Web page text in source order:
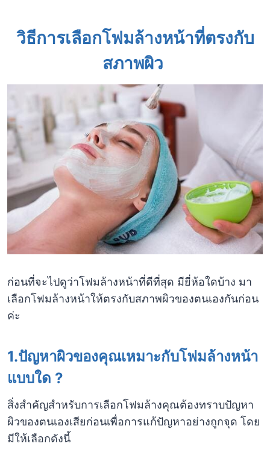
วิธีการเลือกโฟมล้างหน้าที่ตรงกับ
สภาพผิว
ก่อนที่จะไปดูว่าโฟมล้างหน้าที่ดีที่สุด มียี่ห้อใดบ้าง มา
เลือกโฟมล้างหน้าให้ตรงกับสภาพผิวของตนเองกันก่อน
ค่ะ
1.ปัญหาผิวของคุณเหมาะกับโฟมล้างหน้า
แบบใด ?
สิ่งสำคัญสำหรับการเลือกโฟมล้างคุณต้องทราบปัญหา
ผิวของตนเองเสียก่อนเพื่อการแก้ปัญหาอย่างถูกจุด โดย
มีให้เลือกดังนี้